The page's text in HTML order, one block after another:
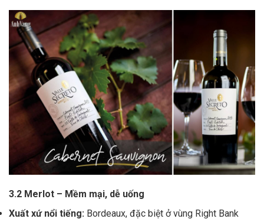
3.2 Merlot – Mềm mại, dễ uống
Xuất xứ nổi tiếng: Bordeaux, đặc biệt ở vùng Right Bank